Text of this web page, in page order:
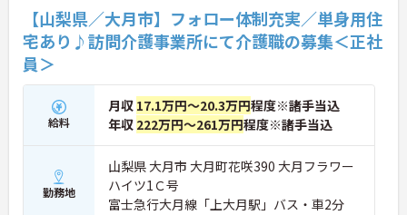
【山梨県／大月市】フォロー体制充実／単身用住
宅あり♪訪問介護事業所にて介護職の募集＜正社
員＞
給料
月収 17.1万円～20.3万円程度※諸手当込
年収 222万円～261万円程度※諸手当込
勤務地
山梨県 大月市 大月町花咲390 大月フラワー
ハイツ1Ｃ号
富士急行大月線「上大月駅」バス・車2分